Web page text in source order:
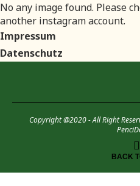
No any image found. Please
another instagram account.
Impressum
Datenschutz
Copyright @2020 - All Right
BACK